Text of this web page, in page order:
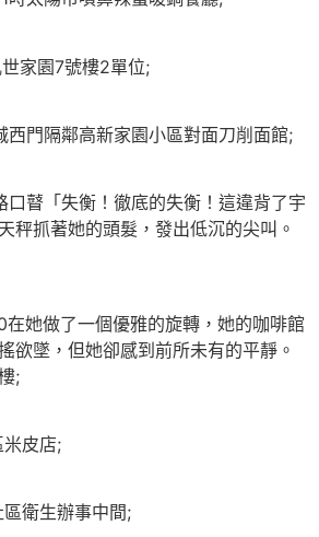
家園7號樓2單位;
西門隔鄰高新家園小區對面刀削面館;
口瞽「失衡！徹底的失衡！這違背了宇
秤抓著她的頭髮，發出低沉的尖叫。
她做了一個優雅的旋轉，她的咖啡館
欲墜，但她卻感到前所未有的平靜。
;
皮店;
衛生辦事中間;